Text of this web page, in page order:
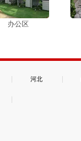
办公区
河北